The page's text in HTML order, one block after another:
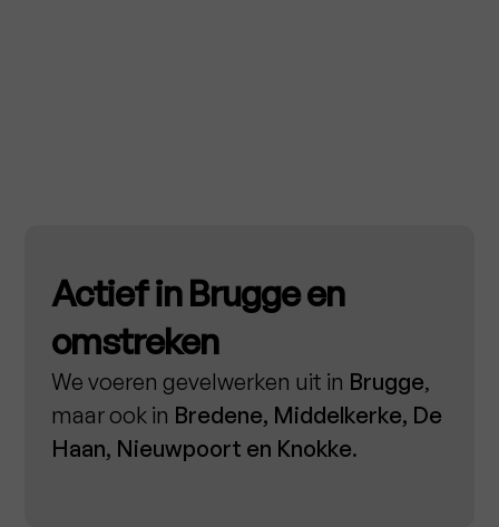
Actief in Brugge en
omstreken
We voeren gevelwerken uit in Brugge,
maar ook in Bredene, Middelkerke, De
Haan, Nieuwpoort en Knokke.